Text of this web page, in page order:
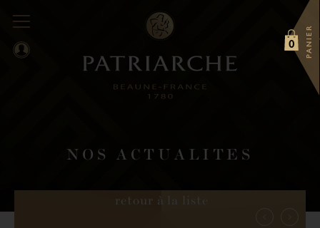
PANIER
0
NOS ACTUALITES
retour à la liste